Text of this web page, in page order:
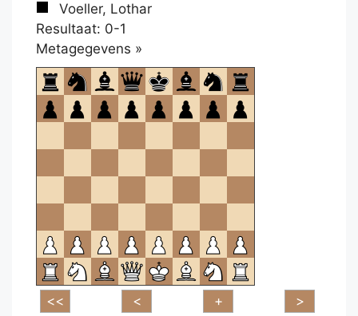
Voeller, Lothar
Resultaat: 0-1
Metagegevens »
om
te
openen.